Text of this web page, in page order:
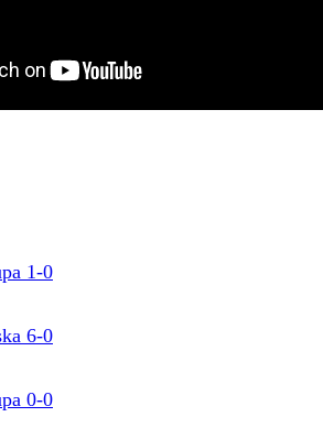
1-0
6-0
0-0